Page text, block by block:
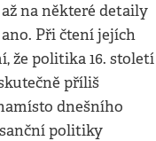
na některé detaily
Při čtení jejích
že politika 16. století
příliš
dnešního
politiky